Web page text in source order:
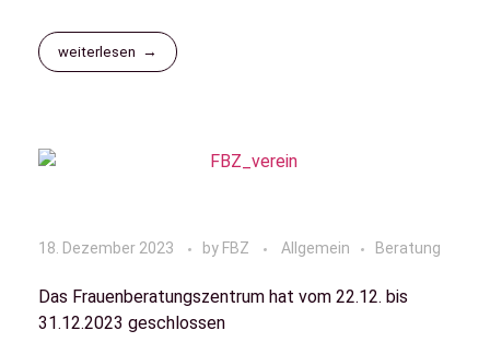
weiterlesen
18. Dezember 2023 by FBZ Allgemein Beratung
Das Frauenberatungszentrum hat vom 22.12. bis
31.12.2023 geschlossen